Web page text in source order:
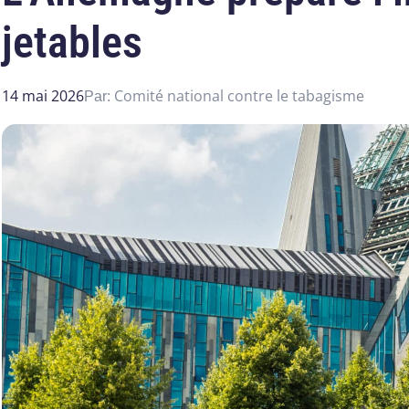
jetables
14 mai 2026Par: Comité national contre le tabagisme